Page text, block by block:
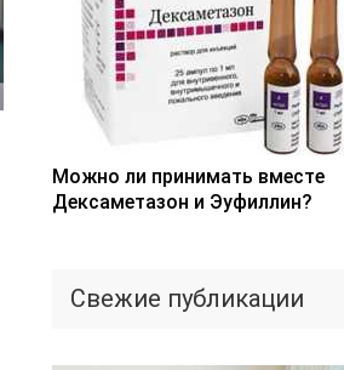
Можно ли принимать вместе
Дексаметазон и Эуфиллин?
Свежие публикации